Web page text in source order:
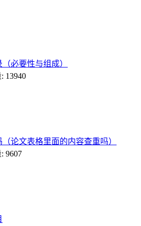
必要性与组成）
13940
论文表格里面的内容查重吗）
9607